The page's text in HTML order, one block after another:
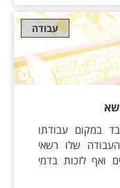
עבודה
במקום עבודתו
שלו רשאי
ואף לזכות בדמי